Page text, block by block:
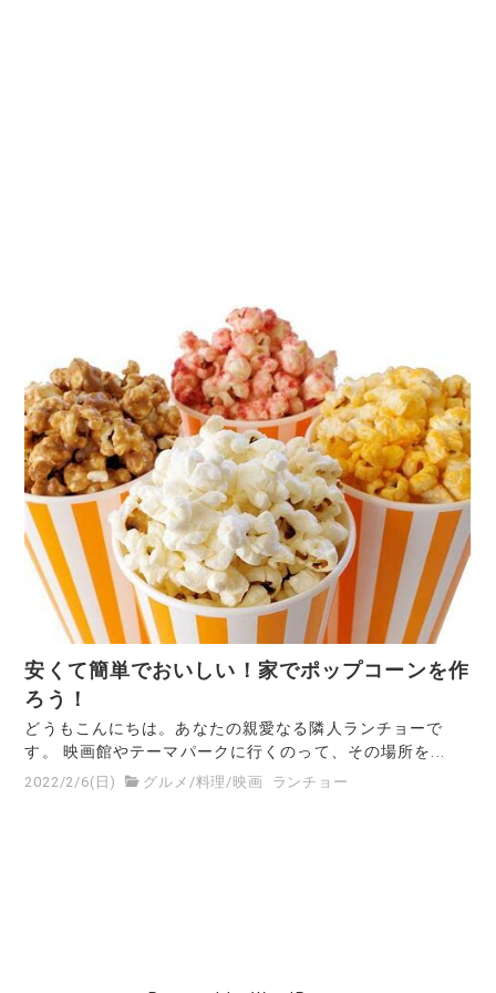
安くて簡単でおいしい！家でポップコーンを作
ろう！
どうもこんにちは。あなたの親愛なる隣人ランチョーで
す。 映画館やテーマパークに行くのって、その場所を...
2022/2/6(日) グルメ /料理/映画 ランチョー